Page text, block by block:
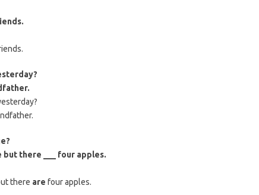
there ___ four apples.
there are four apples.